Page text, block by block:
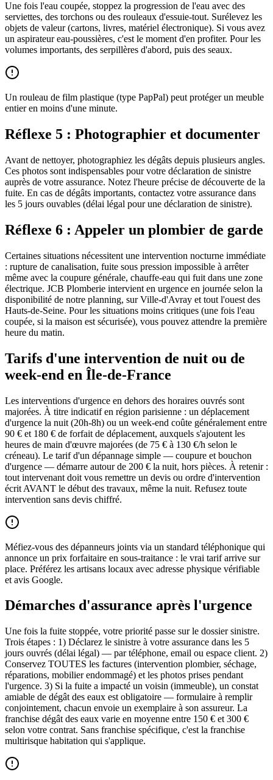
Une fois l'eau coupée, stoppez la progression de l'eau avec des
serviettes, des torchons ou des rouleaux d'essuie-tout. Surélevez les
objets de valeur (cartons, livres, matériel électronique). Si vous avez
un aspirateur eau-poussières, c'est le moment d'en profiter. Pour les
volumes importants, des serpillères d'abord, puis des seaux.
Un rouleau de film plastique (type PapPal) peut protéger un meuble
entier en moins d'une minute.
Réflexe 5 : Photographier et documenter
Avant de nettoyer, photographiez les dégâts depuis plusieurs angles.
Ces photos sont indispensables pour votre déclaration de sinistre
auprès de votre assurance. Notez l'heure précise de découverte de la
fuite. En cas de dégâts importants, contactez votre assurance dans
les 5 jours ouvables (délai légal pour une déclaration de sinistre).
Réflexe 6 : Appeler un plombier de garde
Certaines situations nécessitent une intervention nocturne immédiate
: rupture de canalisation, fuite sous pression impossible à arrêter
même avec la coupure générale, chauffe-eau qui fuit dans une zone
électrique. JCB Plomberie intervient en urgence en journée selon la
disponibilité de notre planning, sur Ville-d'Avray et tout l'ouest des
Hauts-de-Seine. Pour les situations moins critiques (une fois l'eau
coupée, si la maison est sécurisée), vous pouvez attendre la première
heure du matin.
Tarifs d'une intervention de nuit ou de
week-end en Île-de-France
Les interventions d'urgence en dehors des horaires ouvrés sont
majorées. À titre indicatif en région parisienne : un déplacement
d'urgence la nuit (20h-8h) ou un week-end coûte généralement entre
90 € et 180 € de forfait de déplacement, auxquels s'ajoutent les
heures de main d'œuvre majorées (de 75 € à 130 €/h selon le
créneau). Le tarif d'un dépannage simple — coupure et bouchon
d'urgence — démarre autour de 200 € la nuit, hors pièces. À retenir :
tout intervenant doit vous remettre un devis ou ordre d'intervention
écrit AVANT le début des travaux, même la nuit. Refusez toute
intervention sans devis chiffré.
Méfiez-vous des dépanneurs joints via un standard téléphonique qui
annonce un prix forfaitaire en sous-traitance : le vrai tarif arrive sur
place. Préférez les artisans locaux avec adresse physique vérifiable
et avis Google.
Démarches d'assurance après l'urgence
Une fois la fuite stoppée, votre priorité passe sur le dossier sinistre.
Trois étapes : 1) Déclarez le sinistre à votre assurance dans les 5
jours ouvrés (délai légal) — par téléphone, email ou espace client. 2)
Conservez TOUTES les factures (intervention plombier, séchage,
réparations, mobilier endommagé) et les photos prises pendant
l'urgence. 3) Si la fuite a impacté un voisin (immeuble), un constat
amiable de dégât des eaux est obligatoire — formulaire à remplir
conjointement, chacun envoie un exemplaire à son assureur. La
franchise dégât des eaux varie en moyenne entre 150 € et 300 €
selon votre contrat. Sans franchise spécifique, c'est la franchise
multirisque habitation qui s'applique.